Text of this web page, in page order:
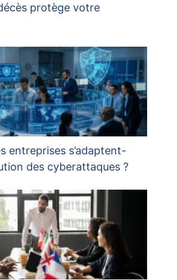
protège votre
entreprises s’adaptent-
des cyberattaques ?